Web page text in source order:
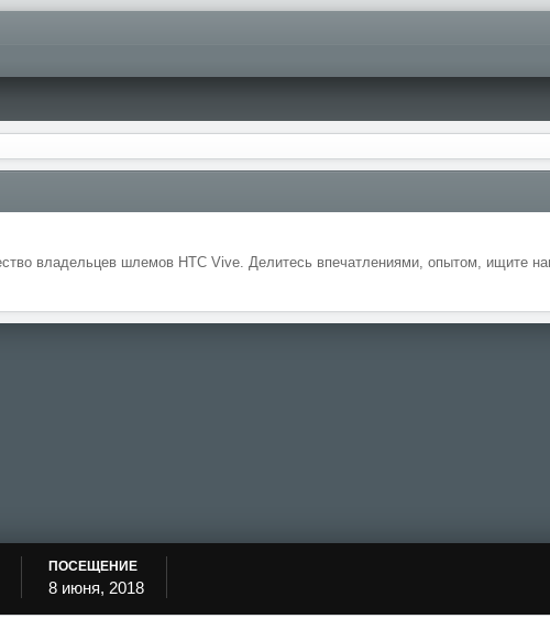
владельцев шлемов HTC Vive. Делитесь впечатлениями, опытом, ищите
ПОСЕЩЕНИЕ
8 июня, 2018